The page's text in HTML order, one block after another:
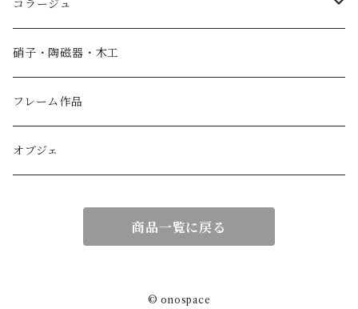
コラージュ
香箱
小物入れ
紙製品
硝子・陶磁器・木工
フレーム作品
オブジェ
商品一覧に戻る
© onospace